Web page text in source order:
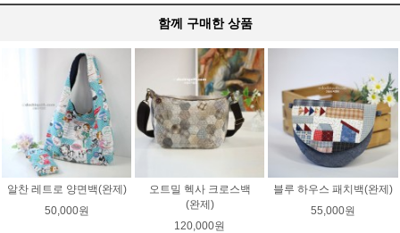
함께 구매한 상품
알찬 레트로 양면백(완제)
50,000원
오트밀 헥사 크로스백
(완제)
120,000원
블루 하우스 패치백(완제)
55,000원